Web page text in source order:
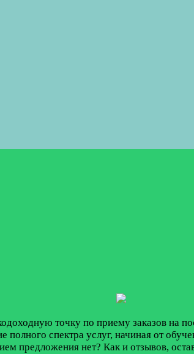
точку по приему заказов на
полного спектра услуг, начиная от
предложения нет? Как и отзывов,